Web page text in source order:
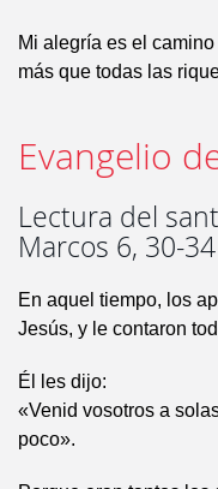
Mi alegría es el
más que todas las
Evangelio
Lectura del
Marcos 6, 30-34
En aquel tiempo, los
Jesús, y le contaron
Él les dijo:
«Venid vosotros a
poco».